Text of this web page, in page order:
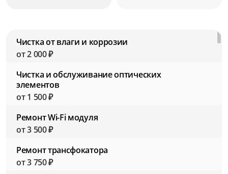
Чистка от влаги и коррозии
от 2 000 ₽
Чистка и обслуживание оптических
элементов
от 1 500 ₽
Ремонт Wi-Fi модуля
от 3 500 ₽
Ремонт трансфокатора
от 3 750 ₽